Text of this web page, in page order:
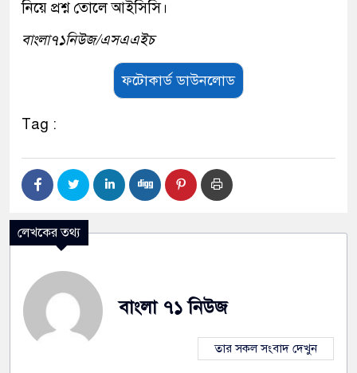
নিয়ে প্রশ্ন তোলে আইসিসি।
বাংলা৭১নিউজ/এসএএইচ
ফটোকার্ড ডাউনলোড
Tag :
লেখকের তথ্য
বাংলা ৭১ নিউজ
তার সকল সংবাদ দেখুন